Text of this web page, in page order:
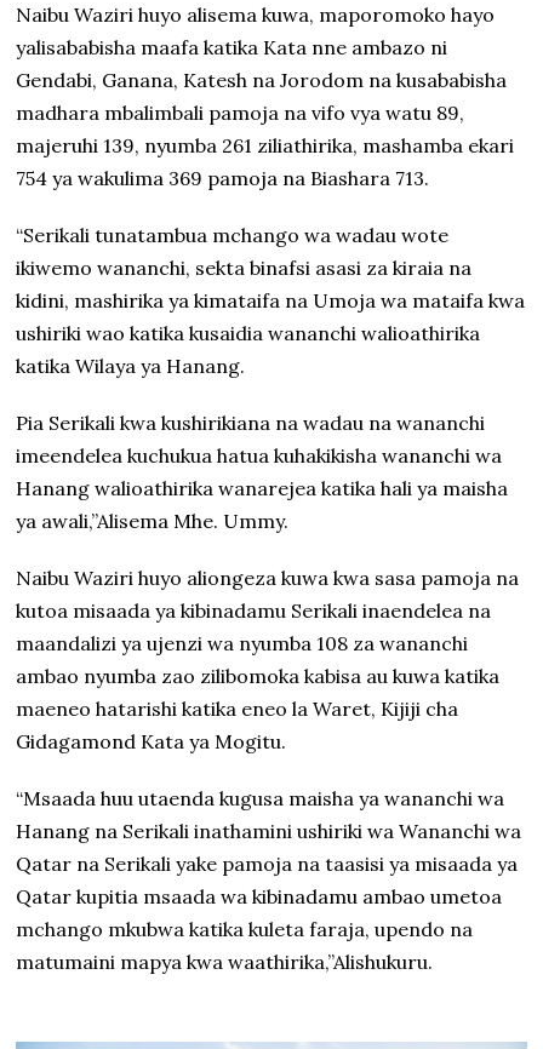
Naibu Waziri huyo alisema kuwa, maporomoko hayo
yalisababisha maafa katika Kata nne ambazo ni
Gendabi, Ganana, Katesh na Jorodom na kusababisha
madhara mbalimbali pamoja na vifo vya watu 89,
majeruhi 139, nyumba 261 ziliathirika, mashamba ekari
754 ya wakulima 369 pamoja na Biashara 713.
“Serikali tunatambua mchango wa wadau wote
ikiwemo wananchi, sekta binafsi asasi za kiraia na
kidini, mashirika ya kimataifa na Umoja wa mataifa kwa
ushiriki wao katika kusaidia wananchi walioathirika
katika Wilaya ya Hanang.
Pia Serikali kwa kushirikiana na wadau na wananchi
imeendelea kuchukua hatua kuhakikisha wananchi wa
Hanang walioathirika wanarejea katika hali ya maisha
ya awali,”Alisema Mhe. Ummy.
Naibu Waziri huyo aliongeza kuwa kwa sasa pamoja na
kutoa misaada ya kibinadamu Serikali inaendelea na
maandalizi ya ujenzi wa nyumba 108 za wananchi
ambao nyumba zao zilibomoka kabisa au kuwa katika
maeneo hatarishi katika eneo la Waret, Kijiji cha
Gidagamond Kata ya Mogitu.
“Msaada huu utaenda kugusa maisha ya wananchi wa
Hanang na Serikali inathamini ushiriki wa Wananchi wa
Qatar na Serikali yake pamoja na taasisi ya misaada ya
Qatar kupitia msaada wa kibinadamu ambao umetoa
mchango mkubwa katika kuleta faraja, upendo na
matumaini mapya kwa waathirika,”Alishukuru.